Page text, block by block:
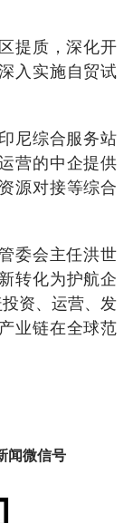
提质，深化开
入实施自贸试
尼综合服务站
营的中企提供
源对接等综合
委会主任洪世
转化为护航企
资、运营、发
业链在全球范
闻微信号